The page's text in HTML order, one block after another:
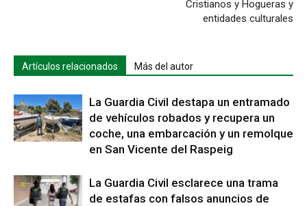
Cristianos y Hogueras y
entidades culturales
Artículos relacionados Más del autor
La Guardia Civil destapa un entramado
de vehículos robados y recupera un
coche, una embarcación y un remolque
en San Vicente del Raspeig
La Guardia Civil esclarece una trama
de estafas con falsos anuncios de